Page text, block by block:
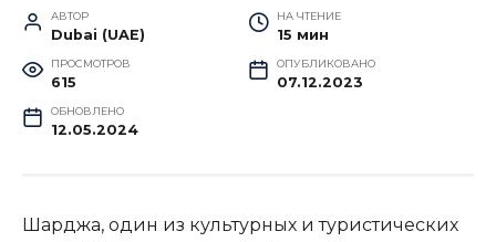
АВТОР
Dubai (UAE)
НА ЧТЕНИЕ
15 мин
ПРОСМОТРОВ
615
ОПУБЛИКОВАНО
07.12.2023
ОБНОВЛЕНО
12.05.2024
Шарджа, один из культурных и туристических